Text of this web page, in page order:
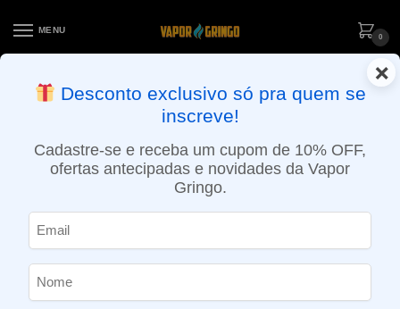
MENU
0
ENTREGA NO MESMO DIA EM SÃO PAULO (SEG A SEX): PEDIDOS
APROVADOS ATÉ 15:30 VIA MOTOBOY
×
Desconto exclusivo só pra quem se
inscreve!
Cadastre-se e receba um cupom de 10% OFF,
ofertas antecipadas e novidades da Vapor
Gringo.